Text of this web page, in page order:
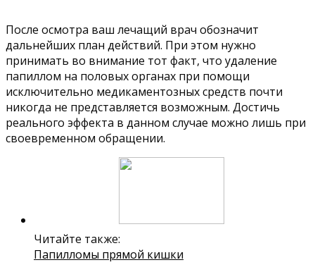
После осмотра ваш лечащий врач обозначит
дальнейших план действий. При этом нужно
принимать во внимание тот факт, что удаление
папиллом на половых органах при помощи
исключительно медикаментозных средств почти
никогда не представляется возможным. Достичь
реального эффекта в данном случае можно лишь при
своевременном обращении.
Читайте также:
Папилломы прямой кишки